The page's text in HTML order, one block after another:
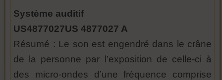
Système auditif
US4877027US 4877027 A
Résumé : Le son est engendré dans le crâne
de la personne par l’exposition de celle-ci à
des micro-ondes d’une fréquence comprise